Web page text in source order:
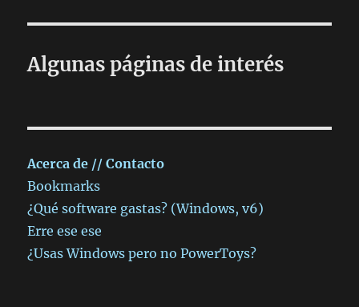
Algunas páginas de interés
Acerca de // Contacto
Bookmarks
¿Qué software gastas? (Windows, v6)
Erre ese ese
¿Usas Windows pero no PowerToys?